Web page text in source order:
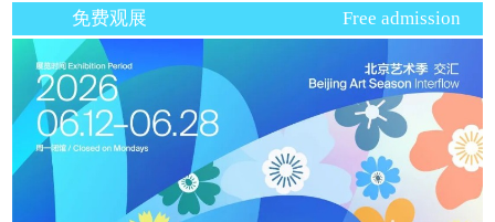
免费观展 Free admission